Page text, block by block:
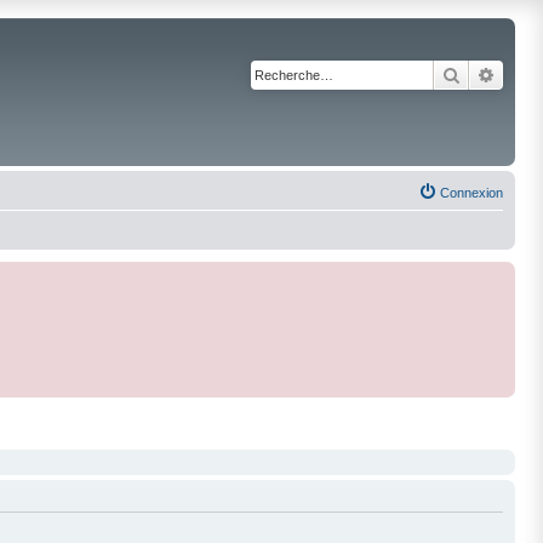
Rechercher
Connexion